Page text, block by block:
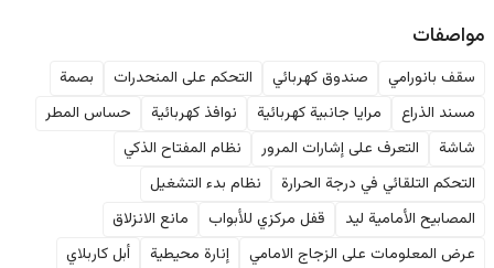
مواصفات
سقف بانورامي صندوق كهربائي التحكم على المنحدرات
بصمة
مسند الذراع
مرايا جانبية كهربائية نوافذ كهربائية
حساس المطر
شاشة
التعرف على إشارات المرور
نظام المفتاح الذكي
التحكم التلقائي في درجة الحرارة
نظام بدء التشغيل
المصابيح الأمامية ليد
قفل مركزي للأبواب
مانع الانزلاق
عرض المعلومات على الزجاج الامامي
إنارة محيطية
أبل كاربلاي